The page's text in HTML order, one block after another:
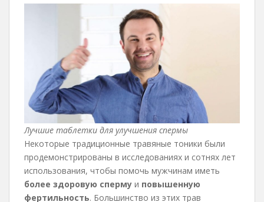
Лучшие таблетки для улучшения спермы
Некоторые традиционные травяные тоники были
продемонстрированы в исследованиях и сотнях лет
использования, чтобы помочь мужчинам иметь
более здоровую сперму и повышенную
фертильность. Большинство из этих трав